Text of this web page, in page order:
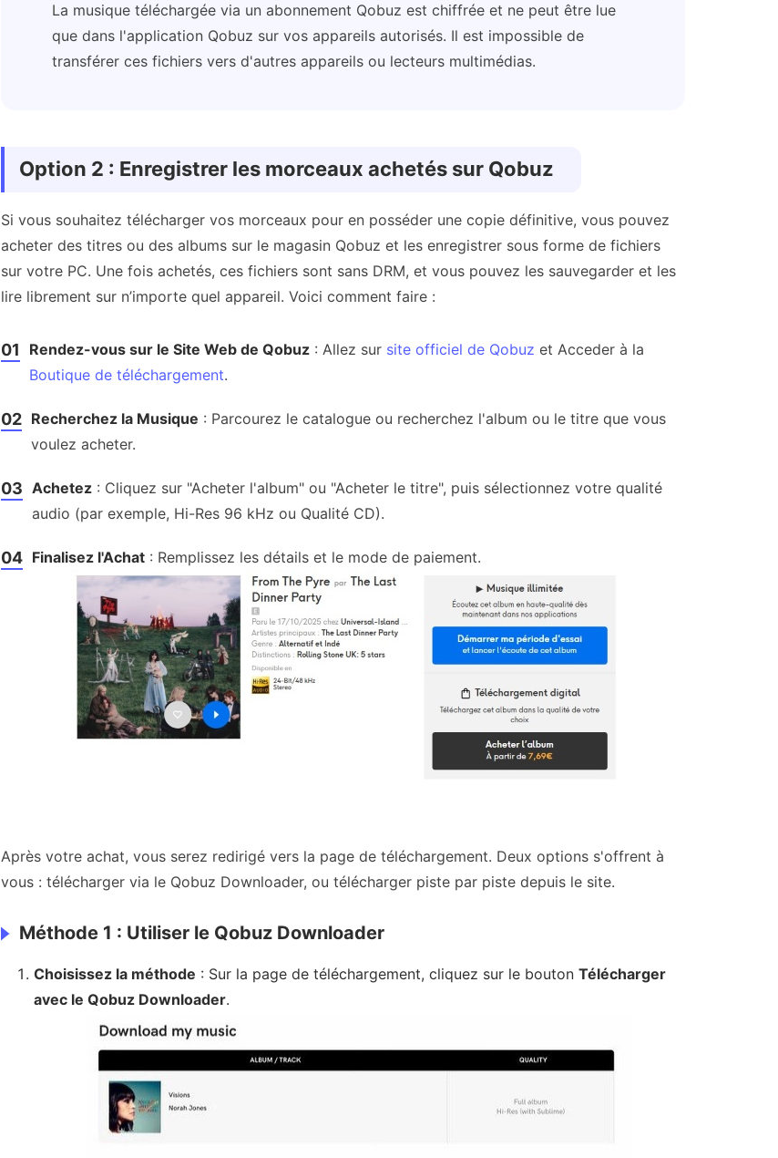
La musique téléchargée via un abonnement Qobuz est chiffrée et ne peut être lue
que dans l'application Qobuz sur vos appareils autorisés. Il est impossible de
transférer ces fichiers vers d'autres appareils ou lecteurs multimédias.
Option 2 : Enregistrer les morceaux achetés sur Qobuz
Si vous souhaitez télécharger vos morceaux pour en posséder une copie définitive, vous pouvez
acheter des titres ou des albums sur le magasin Qobuz et les enregistrer sous forme de fichiers
sur votre PC. Une fois achetés, ces fichiers sont sans DRM, et vous pouvez les sauvegarder et les
lire librement sur n’importe quel appareil. Voici comment faire :
01 Rendez-vous sur le Site Web de Qobuz : Allez sur site officiel de Qobuz et Acceder à la
Boutique de téléchargement.
02 Recherchez la Musique : Parcourez le catalogue ou recherchez l'album ou le titre que vous
voulez acheter.
03 Achetez : Cliquez sur "Acheter l'album" ou "Acheter le titre", puis sélectionnez votre qualité
audio (par exemple, Hi-Res 96 kHz ou Qualité CD).
04 Finalisez l'Achat : Remplissez les détails et le mode de paiement.
Après votre achat, vous serez redirigé vers la page de téléchargement. Deux options s'offrent à
vous : télécharger via le Qobuz Downloader, ou télécharger piste par piste depuis le site.
Méthode 1 : Utiliser le Qobuz Downloader
Choisissez la méthode : Sur la page de téléchargement, cliquez sur le bouton Télécharger
avec le Qobuz Downloader.